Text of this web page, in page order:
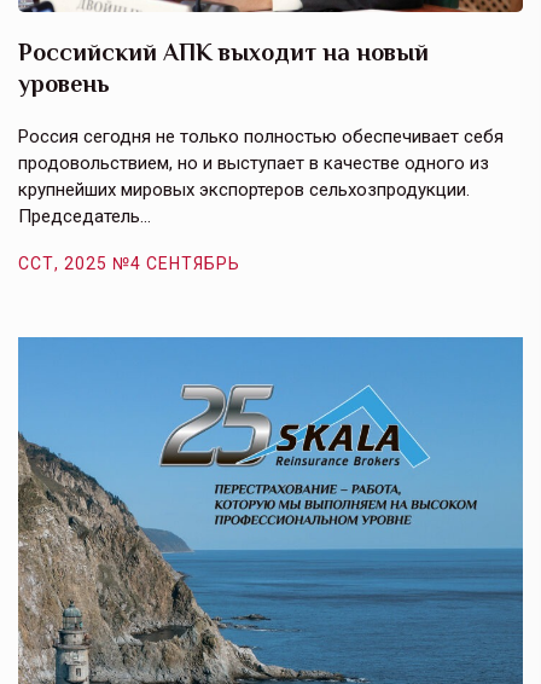
Российский АПК выходит на новый
уровень
Россия сегодня не только полностью обеспечивает себя
продовольствием, но и выступает в качестве одного из
крупнейших мировых экспортеров сельхозпродукции.
Председатель…
ССТ, 2025 №4 СЕНТЯБРЬ